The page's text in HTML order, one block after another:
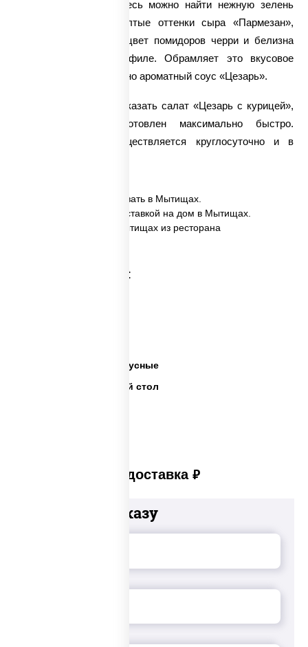
вкусовой гаммой – здесь можно найти нежную зелень
салата «Айсберг», желтые оттенки сыра «Пармезан»,
насыщенный красный цвет помидоров черри и белизна
нежнейшего куриного филе. Обрамляет это вкусовое
многообразие невероятно ароматный соус «Цезарь».
У нас всегда можно заказать салат «Цезарь с курицей»,
который будет приготовлен максимально быстро.
осуществляется круглосуточно и в
✅ Цезарь с курицей заказать в Мытищах.
✅ Цезарь с курицей с доставкой на дом в Мытищах.
✅ Цезарь с курицей в Мытищах из ресторана
Категории товара:
Салаты недорогие и вкусные
Салаты на праздничный стол
Платная доставка руб
Добавьте к заказу